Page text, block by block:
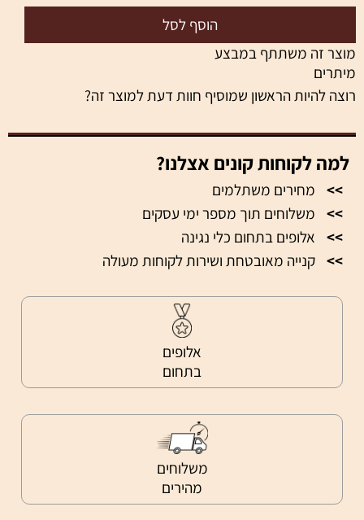
הוסף לסל
מוצר זה משתתף במבצע
מיתרים
רוצה להיות הראשון שמוסיף חוות דעת למוצר זה?
למה לקוחות קונים אצלנו?
>>
מחירים משתלמים
>>
משלוחים תוך מספר ימי עסקים
>>
אלופים בתחום כלי נגינה
>> קנייה מאובטחת ושירות לקוחות מעולה
אלופים
בתחום
משלוחים
מהירים